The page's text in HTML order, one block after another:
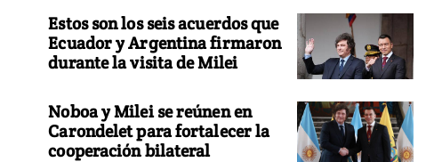
Estos son los seis acuerdos que
Ecuador y Argentina firmaron
durante la visita de Milei
Noboa y Milei se reúnen en
Carondelet para fortalecer la
cooperación bilateral